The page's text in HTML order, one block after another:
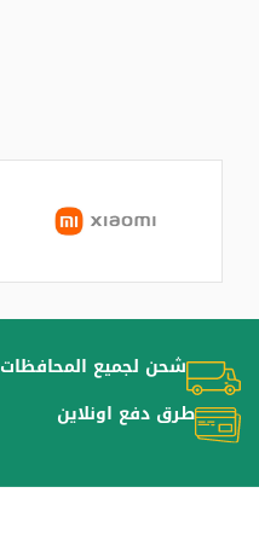
شحن لجميع المحافظات
طرق دفع اونلاين